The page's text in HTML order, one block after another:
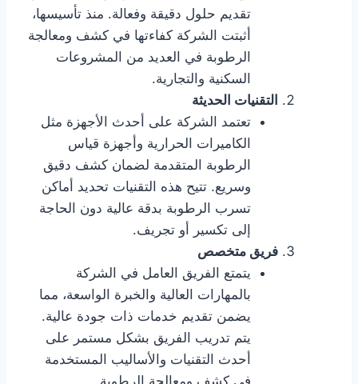
تقديم حلول دقيقة وفعالة. منذ تأسيسها،
أثبتت الشركة كفاءتها في كشف ومعالجة
الرطوبة في العديد من المشروعات
السكنية والتجارية.
التقنيات الحديثة
تعتمد الشركة على أحدث الأجهزة مثل
الكاميرات الحرارية وأجهزة قياس
الرطوبة المتقدمة لضمان كشف دقيق
وسريع. تتيح هذه التقنيات تحديد أماكن
تسرب الرطوبة بدقة عالية دون الحاجة
إلى تكسير أو تجريف.
فريق متخصص
يتمتع الفريق العامل في الشركة
بالمهارات العالية والخبرة الواسعة، مما
يضمن تقديم خدمات ذات جودة عالية.
يتم تدريب الفريق بشكل مستمر على
أحدث التقنيات والأساليب المستخدمة
في كشف ومعالجة الرطوبة.